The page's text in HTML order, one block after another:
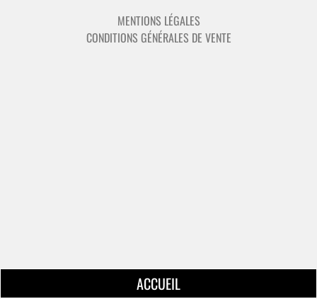
MENTIONS LÉGALES
CONDITIONS GÉNÉRALES DE VENTE
ACCUEIL